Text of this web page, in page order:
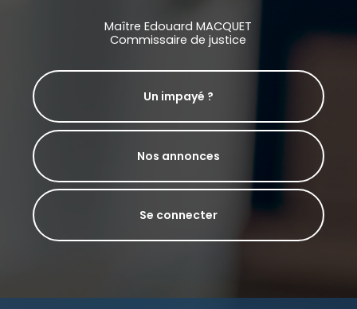
Maître Edouard MACQUET
Commissaire de justice
Un impayé ?
Nos annonces
Se connecter